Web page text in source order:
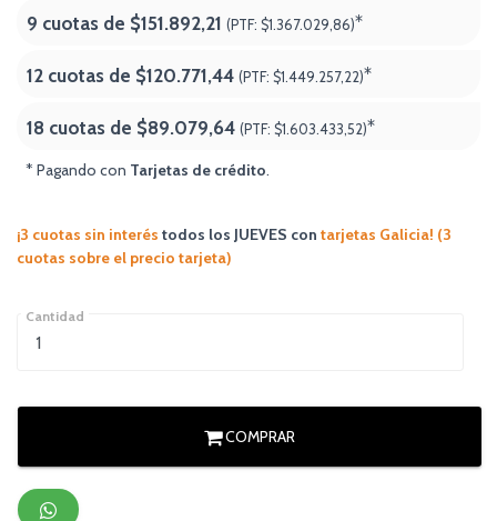
9 cuotas de $151.892,21 (PTF: $1.367.029,86)*
12 cuotas de $120.771,44 (PTF: $1.449.257,22)*
18 cuotas de $89.079,64 (PTF: $1.603.433,52)*
* Pagando con Tarjetas de crédito.
¡3 cuotas sin interés todos los JUEVES con tarjetas Galicia! (3
cuotas sobre el precio tarjeta)
Cantidad
COMPRAR